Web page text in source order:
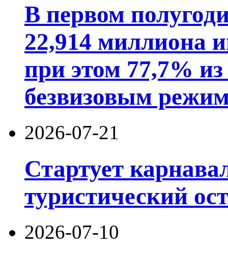
В первом
22,914 миллиона
при этом 77,7%
безвизовым
2026-07-21
Стартует
туристический
2026-07-10